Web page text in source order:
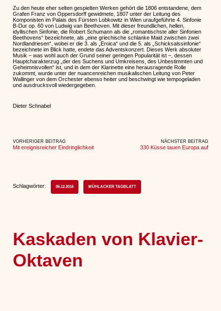
Zu den heute eher selten gespielten Werken gehört die 1806 entstandene, dem
Grafen Franz von Oppersdorff gewidmete, 1807 unter der Leitung des
Komponisten im Palais des Fürsten Lobkowitz in Wien uraufgeführte 4. Sinfonie
B-Dur op. 60 von Ludwig van Beethoven. Mit dieser freundlichen, hellen,
idyllischen Sinfonie, die Robert Schumann als die „romantischste aller Sinfonien
Beethovens“ bezeichnete, als „eine griechische schlanke Maid zwischen zwei
Nordlandriesen“, wobei er die 3. als „Eroica“ und die 5. als „Schicksalssinfonie“
bezeichnete im Blick hatte, endete das Adventskonzert. Dieses Werk absoluter
Musik – was wohl auch der Grund seiner geringen Popularität ist –, dessen
Hauptcharakterzug „der des Suchens und Umkreisens, des Unbestimmten und
Geheimnisvollen“ ist, und in dem der Klarinette eine herausragende Rolle
zukommt, wurde unter der nuancenreichen musikalischen Leitung von Peter
Wallinger von dem Orchester ebenso heiter und beschwingt wie tempogeladen
und ausdrucksvoll wiedergegeben.
Dieter Schnabel
VORHERIGER BEITRAG
Mit ereignisreicher Eindringlichkeit
NÄCHSTER BEITRAG
330 Küsse tauen Europa auf
Schlagwörter: 06.12.2016 MÜHLACKER TAGBLATT
Kaskaden von Klavier-
Oktaven